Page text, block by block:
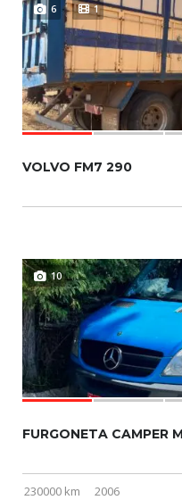
6 1
VOLVO FM7 290
10
230000 km 2006